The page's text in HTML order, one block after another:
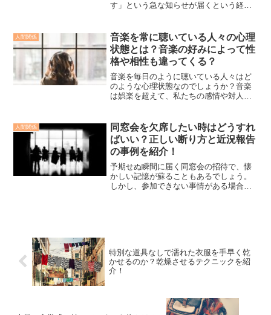
す」という急な知らせが届くという経験
いた仕事が延期されたり、中止になって
しまうケースがあります。...
人間関係
音楽を常に聴いている人々の心理
状態とは？音楽の好みによって性
格や相性も違ってくる？
音楽を毎日のように聴いている人々はど
のような心理状態なのでしょうか？音楽
は娯楽を超えて、私たちの感情や対人関
のか？音楽の好みによって性格や相性も
変わってくるのか？…など...
人間関係
同窓会を欠席したい時はどうすれ
ばいい？正しい断り方と近況報告
の事例を紹介！
予期せぬ瞬間に届く同窓会の招待で、懐
かしい記憶が蘇ることもあるでしょう。
しかし、参加できない事情がある場合、
特別な道具なしで濡れた衣服を手早く乾
かせるのか？乾燥させるテクニックを紹
介！